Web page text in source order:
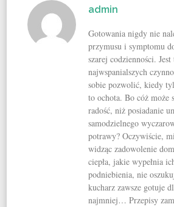
admin
Gotowania nigdy nie
przymusu i symptomu
szarej codzienności.
najwspanialszych
sobie pozwolić, kiedy
to ochota. Bo cóż może
radość, niż posiadanie
samodzielnego
potrawy? Oczywiście,
widząc zadowolenie
ciepła, jakie wypełnia
podniebienia, nie
kucharz zawsze gotuje
najmniej… Przepisy